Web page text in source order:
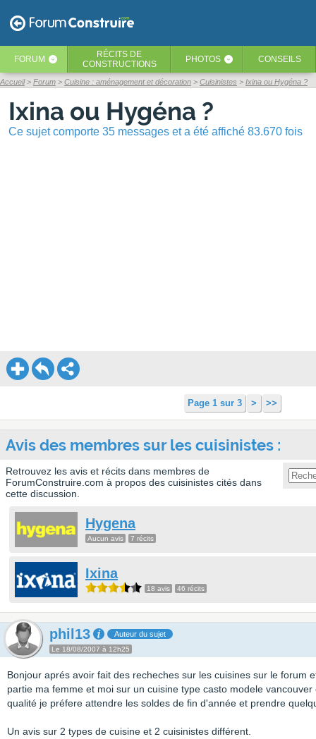
FORUM ‹ RÉCITS DE
CONSTRUCTIONS
PHOTOS ‹ CONSEILS
Accueil Forum Cuisine : aménagement et décoration Cuisinistes Ixina ou Hygéna ?
Ixina ou Hygéna ?
Ce sujet comporte 35 messages et a été affiché 83.670 fois
Page 1 sur 3 > >>
Avis des membres sur les cuisinistes :
Retrouvez les avis et récits dans membres de
ForumConstruire.com à propos des cuisinistes cités dans
cette discussion.
Hygena
Aucun avis 7 récits
Ixina
18 avis 46 récits
phil13 Auteur du sujet
Le 18/08/2007 à 12h25
Bonjour aprés avoir fait des recheches sur les cuisines sur le forum
partie ma femme et moi sur un cuisine type casto modele
qualité je préfere attendre les soldes de fin d'année et prendre
Un avis sur 2 types de cuisine et 2 cuisinistes différent.